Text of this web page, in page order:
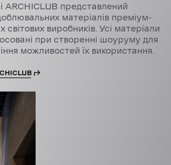
представлений
матеріалів преміум-
світових виробників. Усі матеріали
при створенні шоуруму для
можливостей їх використання.